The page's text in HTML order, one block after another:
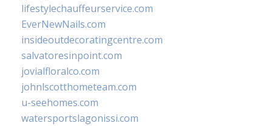
lifestylechauffeurservice.com
EverNewNails.com
insideoutdecoratingcentre.com
salvatoresinpoint.com
jovialfloralco.com
johnlscotthometeam.com
u-seehomes.com
watersportslagonissi.com